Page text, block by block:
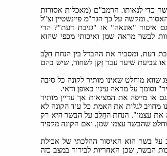
כדי לנאותו. הרמב"ם (מאכלות אסורות
ומקשה על כך הגר"מ פיינשטיין זצ"ל
איסור "אונאה" או "גניבת דעת"? הרי
לבשר מראה שמן ואיכותי מכפי שהוא
דעת, ומסביר את ההבדל בין הנחת חֵלֶב
צביעת שיער עבד זָקֵן לשחור, שיש בהם
מוחלט שאינו מותיר לקונה כל סיבה
על מראה עיניו באופן ודאי.
מייפה את המציאות אך עדיין מותיר
מחויב לגלות את האמת כל עוד הקונה לא
את עצמו". הנחת החֵלֶב על הבשר היא רק
שהבשר עצמו שמן, ואם הקונה מקפיד
על בשר הוא האיסור ההלכתי של אכילת
הבשר, שכן האחריות לבירור במצב כזה